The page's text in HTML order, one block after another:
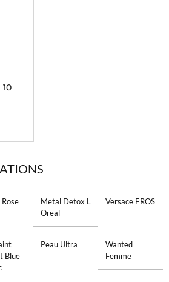
Metal Detox L
Oreal
Versace EROS
Blue
Peau Ultra
Wanted
Femme